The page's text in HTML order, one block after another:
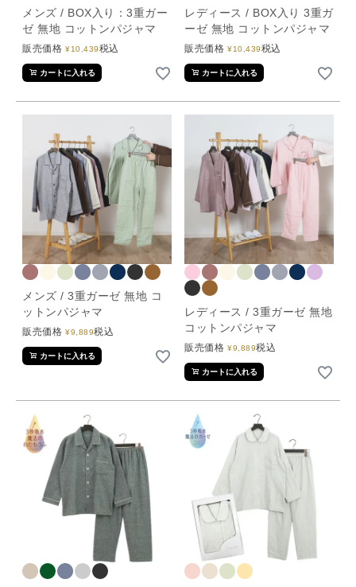
メンズ / BOX入り：3重ガー
ゼ 無地 コットンパジャマ
販売価格 ¥10,439税込
カートに入れる
レディース / BOX入り 3重ガ
ーゼ 無地 コットンパジャマ
販売価格 ¥10,439税込
カートに入れる
メンズ / 3重ガーゼ 無地 コ
ットンパジャマ
販売価格 ¥9,889税込
カートに入れる
レディース / 3重ガーゼ 無地
コットンパジャマ
販売価格 ¥9,889税込
カートに入れる